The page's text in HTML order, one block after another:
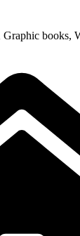
books,